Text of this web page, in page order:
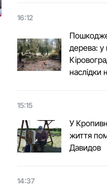
16:12
дерева: у
наслідки
15:15
У
життя
Давидов
14:37